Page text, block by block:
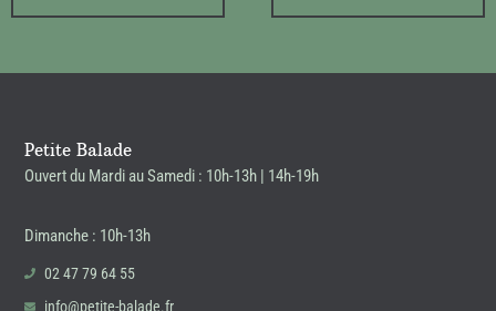
Petite Balade
Ouvert du Mardi au Samedi : 10h-13h | 14h-19h
Dimanche : 10h-13h
02 47 79 64 55
info@petite-balade.fr